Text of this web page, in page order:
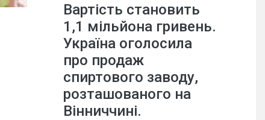
Вартість становить
1,1 мільйона гривень.
Україна оголосила
про продаж
спиртового заводу,
розташованого на
Вінниччині.